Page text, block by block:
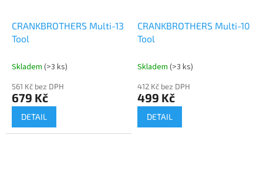
CRANKBROTHERS Multi-13
Tool
Skladem (>3 ks)
561 Kč bez DPH
679 Kč
DETAIL
CRANKBROTHERS Multi-10
Tool
Skladem (>3 ks)
412 Kč bez DPH
499 Kč
DETAIL
Powered by chaterimo